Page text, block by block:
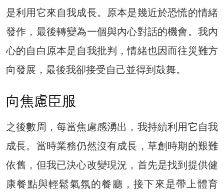
是利用它來自我成長。原本是幾近於恐慌的情緒
發作，最後轉變為一個與內心對話的機會。我內
心的自白原本是自我批判，情緒也因而往災難方
向發展，最後我卻接受自己並得到鼓舞。
向焦慮臣服
之後數周，每當焦慮感湧出，我持續利用它自我
成長。當時業務仍然沒有成長，草創時期的艱難
依舊，但我已決心改變現況，首先是找到提供健
康餐點與輕鬆氣氛的餐廳，接下來是帶上體育